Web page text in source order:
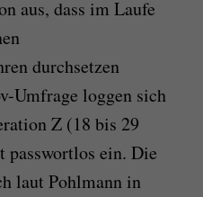
aus, dass im Laufe
durchsetzen
Umfrage loggen sich
Z (18 bis 29
passwortlos ein. Die
laut Pohlmann in